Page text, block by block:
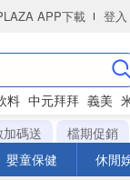
APP下載 登入
料 中元拜拜 義美
碼送 檔期促銷
嬰童保健 休閒